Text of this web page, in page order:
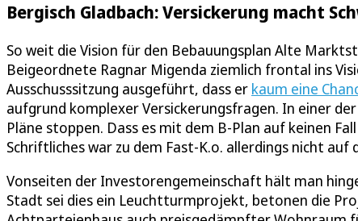
Bergisch Gladbach: Versickerung macht
So weit die Vision für den Bebauungsplan Alte
Beigeordnete Ragnar Migenda ziemlich frontal ins
Ausschusssitzung ausgeführt, dass er kaum eine
aufgrund komplexer Versickerungsfragen. In einer
Pläne stoppen. Dass es mit dem B-Plan auf keinen
Schriftliches war zu dem Fast-K.o. allerdings nicht auf
Vonseiten der Investorengemeinschaft hält man
Stadt sei dies ein Leuchtturmprojekt, betonen die